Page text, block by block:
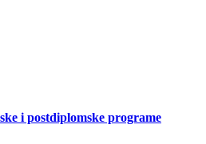
i postdiplomske programe